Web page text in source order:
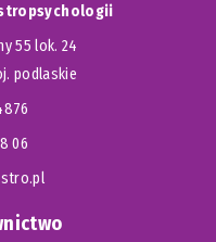
55 lok. 24
podlaskie
06